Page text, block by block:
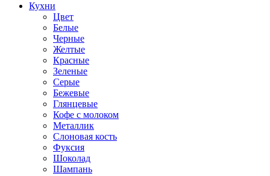
Кухни
Цвет
Белые
Черные
Желтые
Красные
Зеленые
Серые
Бежевые
Глянцевые
Кофе с молоком
Металлик
Слоновая кость
Фуксия
Шоколад
Шампань